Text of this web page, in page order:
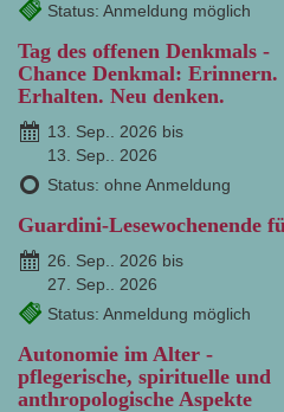
Status: Anmeldung möglich
Tag des offenen Denkmals -
Chance Denkmal: Erinnern.
Erhalten. Neu denken.
13. Sep.. 2026 bis
13. Sep.. 2026
Status: ohne Anmeldung
Guardini-Lesewochenende
26. Sep.. 2026 bis
27. Sep.. 2026
Status: Anmeldung möglich
Autonomie im Alter -
pflegerische, spirituelle und
anthropologische Aspekte